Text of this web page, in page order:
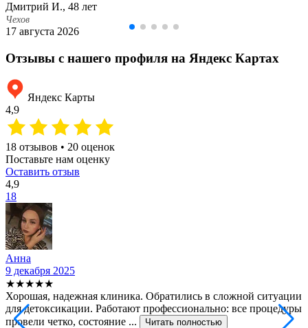
Дмитрий И., 48 лет
Чехов
17 августа 2026
Отзывы с нашего профиля на Яндекс Картах
Яндекс Карты
4,9
18 отзывов • 20 оценок
Поставьте нам оценку
Оставить отзыв
4,9
18
Анна
9 декабря 2025
★★★★★
Хорошая, надежная клиника. Обратились в сложной ситуации
для детоксикации. Работают профессионально: все процедуры
провели четко, состояние ...
Читать полностью